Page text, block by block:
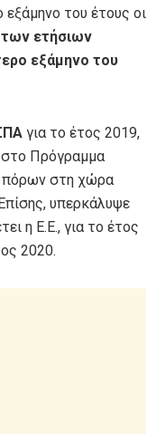
του έτους οι
ετήσιων
εξάμηνο του
για το έτος 2019,
Πρόγραμμα
πόρων στη χώρα
υπερκάλυψε
η Ε.Ε., για το έτος
2020.